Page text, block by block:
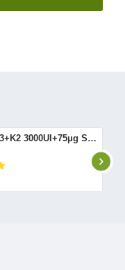
Vitamina D3+K2 3000UI+75μg Spray Oral (12 ml), BetterYou